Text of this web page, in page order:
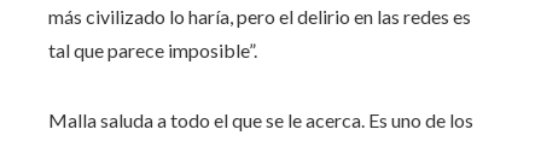
más civilizado lo haría, pero el delirio en las redes es
tal que parece imposible”.
Malla saluda a todo el que se le acerca. Es uno de los